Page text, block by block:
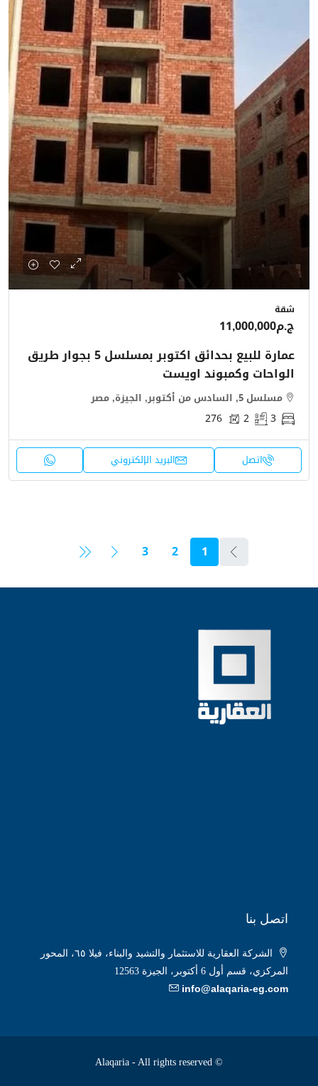
شقة
ج.م11,000,000
عمارة للبيع بحدائق اكتوبر بمسلسل 5 بجوار طريق
الواحات وكمبوند اويست
مسلسل 5, السادس من أكتوبر, الجيزة, مصر
3
2
276
اتصل البريد الإلكتروني
1
2
3
اتصل بنا
الشركة العقارية للاستثمار والتشيد والبناء، فيلا ٦٥، المحور
المركزي، قسم أول 6 أكتوبر، الجيزة 12563
info@alaqaria-eg.com
© Alaqaria - All rights reserved